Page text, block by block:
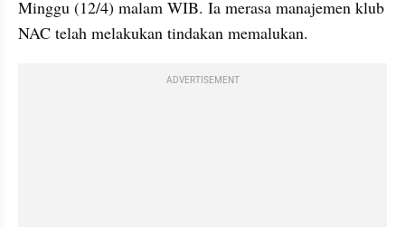
Minggu (12/4) malam WIB. Ia merasa manajemen klub
NAC telah melakukan tindakan memalukan.
ADVERTISEMENT